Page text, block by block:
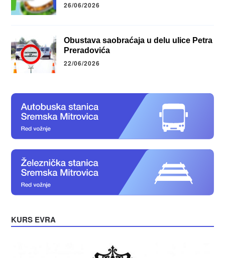
26/06/2026
Obustava saobraćaja u delu ulice Petra
Preradovića
22/06/2026
KURS EVRA